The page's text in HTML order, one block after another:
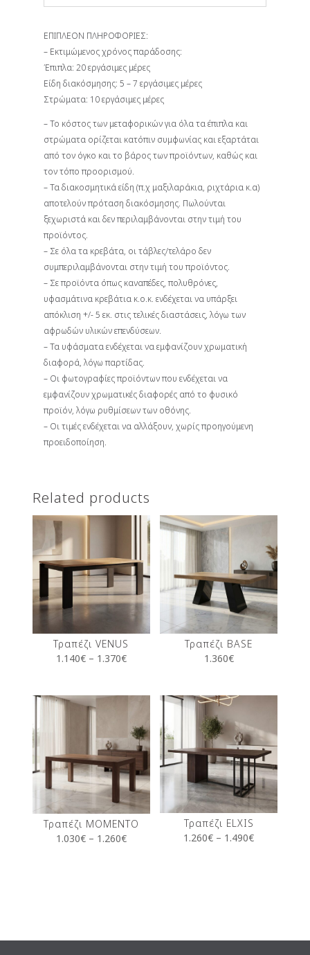
ΕΠΙΠΛΕΟΝ ΠΛΗΡΟΦΟΡΙΕΣ:
– Εκτιμώμενος χρόνος παράδοσης:
Έπιπλα: 20 εργάσιμες μέρες
Είδη διακόσμησης: 5 – 7 εργάσιμες μέρες
Στρώματα: 10 εργάσιμες μέρες
– Το κόστος των μεταφορικών για όλα τα έπιπλα και
στρώματα ορίζεται κατόπιν συμφωνίας και εξαρτάται
από τον όγκο και το βάρος των προϊόντων, καθώς και
τον τόπο προορισμού.
– Τα διακοσμητικά είδη (π.χ μαξιλαράκια, ριχτάρια κ.α)
αποτελούν πρόταση διακόσμησης. Πωλούνται
ξεχωριστά και δεν περιλαμβάνονται στην τιμή του
προϊόντος.
– Σε όλα τα κρεβάτα, οι τάβλες/τελάρο δεν
συμπεριλαμβάνονται στην τιμή του προϊόντος.
– Σε προϊόντα όπως καναπέδες, πολυθρόνες,
υφασμάτινα κρεβάτια κ.ο.κ. ενδέχεται να υπάρξει
απόκλιση +/- 5 εκ. στις τελικές διαστάσεις, λόγω των
αφρωδών υλικών επενδύσεων.
– Τα υφάσματα ενδέχεται να εμφανίζουν χρωματική
διαφορά, λόγω παρτίδας.
– Οι φωτογραφίες προϊόντων που ενδέχεται να
εμφανίζουν χρωματικές διαφορές από το φυσικό
προϊόν, λόγω ρυθμίσεων των οθόνης.
– Οι τιμές ενδέχεται να αλλάξουν, χωρίς προηγούμενη
προειδοποίηση.
Related products
Τραπέζι VENUS
1.140€– 1.370€
Τραπέζι BASE
1.360€
Τραπέζι MOMENTO
1.030€– 1.260€
Τραπέζι ELXIS
1.260€ – 1.490€